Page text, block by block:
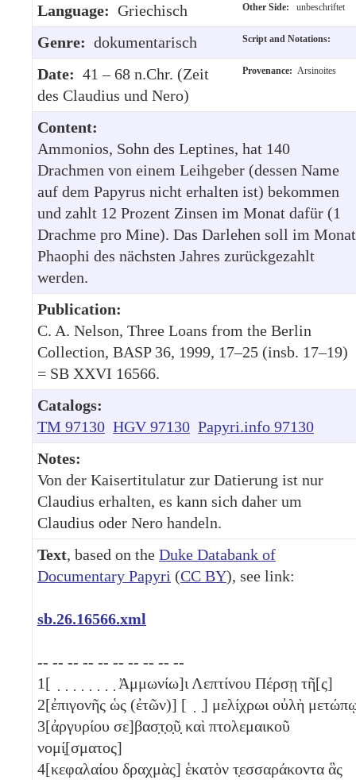
Language: Griechisch Other Side: unbeschriftet
Genre: dokumentarisch Script and Notations:
Date: 41 – 68 n.Chr. (Zeit
des Claudius und Nero)
Provenance: Arsinoites
Content:
Ammonios, Sohn des Leptines, hat 140
Drachmen von einem Leihgeber (dessen Name
auf dem Papyrus nicht erhalten ist) bekommen
und zahlt 12 Prozent Zinsen im Monat dafür (1
Drachme pro Mine). Das Darlehen soll im Monat
Phaophi des nächsten Jahres zurückgezahlt
werden.
Publication:
C. A. Nelson, Three Loans from the Berlin
Collection, BASP 36, 1999, 17–25 (insb. 17–19)
= SB XXVI 16566.
Catalogs:
TM 97130 HGV 97130 Papyri.info 97130
Notes:
Von der Kaisertitulatur zur Datierung ist nur
Claudius erhalten, es kann sich daher um
Claudius oder Nero handeln.
Text, based on the Duke Databank of
Documentary Papyri (CC BY), see link:
sb.26.16566.xml
-- -- -- -- -- -- -- -- -- --
1[ ̣ ̣ ̣ ̣ ̣ ̣ ̣ ̣ Ἀμμωνίω]ι Λεπτίνου Πέρσῃ τῆ[ς]
2[ἐπιγονῆς ὡς (ἐτῶν)] [ ̣ ̣] μελίχρωι οὐλὴ
3[ἀργυρίου σε]βασ̣τ̣ο̣ῦ̣ καὶ πτολεμαικοῦ
νομί̣[σματος]
4[κεφαλαίου δραχμὰς] ἑκατὸν τ̣εσσαράκοντα ἃς